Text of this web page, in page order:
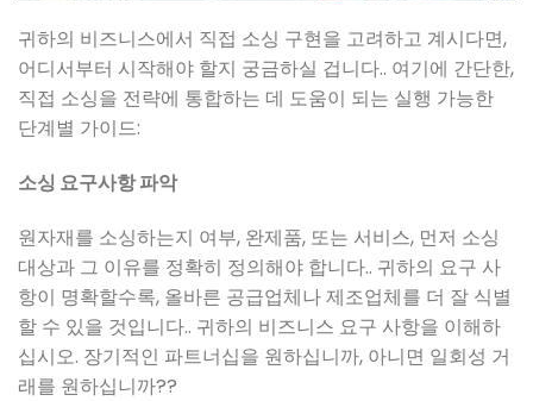
귀하의 비즈니스에서 직접 소싱 구현을 고려하고 계시다면,
어디서부터 시작해야 할지 궁금하실 겁니다.. 여기에 간단한,
직접 소싱을 전략에 통합하는 데 도움이 되는 실행 가능한
단계별 가이드:
소싱 요구사항 파악
원자재를 소싱하는지 여부, 완제품, 또는 서비스, 먼저 소싱
대상과 그 이유를 정확히 정의해야 합니다.. 귀하의 요구 사
항이 명확할수록, 올바른 공급업체나 제조업체를 더 잘 식별
할 수 있을 것입니다.. 귀하의 비즈니스 요구 사항을 이해하
십시오. 장기적인 파트너십을 원하십니까, 아니면 일회성 거
래를 원하십니까??